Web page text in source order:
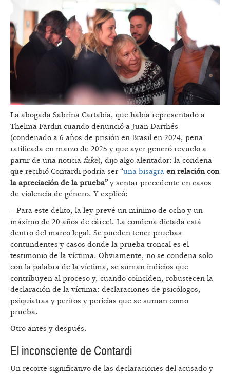
La abogada Sabrina Cartabia, que había representado a
Thelma Fardin cuando denunció a Juan Darthés
(condenado a 6 años de prisión en Brasil en 2024, pena
ratificada en marzo de 2025 y que ayer generó revuelo a
partir de una noticia fake), dijo algo alentador: la condena
que recibió Contardi podría ser “una bisagra en relación con
la apreciación de la prueba”y sentar precedente en casos
de violencia de género. Y explicó:
—Para este delito, la ley prevé un mínimo de ocho y un
máximo de 20 años de cárcel. La condena dictada está
dentro del marco legal. Se pueden tener pruebas
contundentes y casos donde la prueba troncal es el
testimonio de la víctima. Obviamente, no se condena solo
con la palabra de la víctima, se suman indicios que
contribuyen al proceso y, cuando coinciden, robustecen la
declaración de la víctima: declaraciones de psicólogos,
psiquiatras y peritos y pericias que se suman como
prueba.
Otro antes y después.
El inconsciente de Contardi
Un recorte significativo de las declaraciones del acusado y